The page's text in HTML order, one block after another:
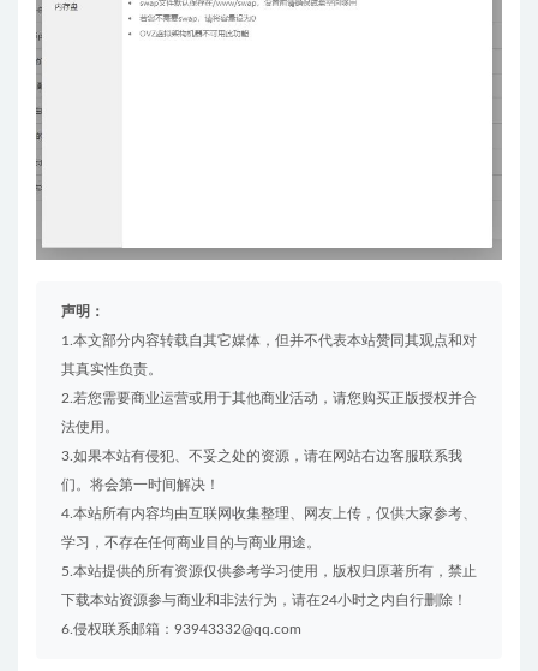
声明：
1.本文部分内容转载自其它媒体，但并不代表本站赞同其观点和对
其真实性负责。
2.若您需要商业运营或用于其他商业活动，请您购买正版授权并合
法使用。
3.如果本站有侵犯、不妥之处的资源，请在网站右边客服联系我
们。将会第一时间解决！
4.本站所有内容均由互联网收集整理、网友上传，仅供大家参考、
学习，不存在任何商业目的与商业用途。
5.本站提供的所有资源仅供参考学习使用，版权归原著所有，禁止
下载本站资源参与商业和非法行为，请在24小时之内自行删除！
6.侵权联系邮箱：93943332@qq.com